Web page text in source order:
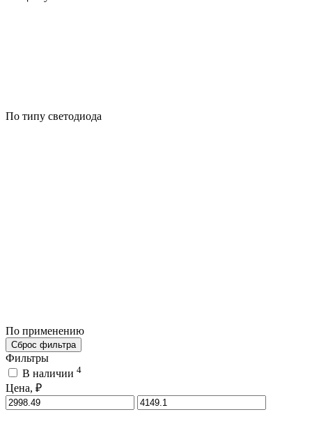
По типу светодиода
По применению
Сброс фильтра
Фильтры
В наличии 4
Цена, ₽